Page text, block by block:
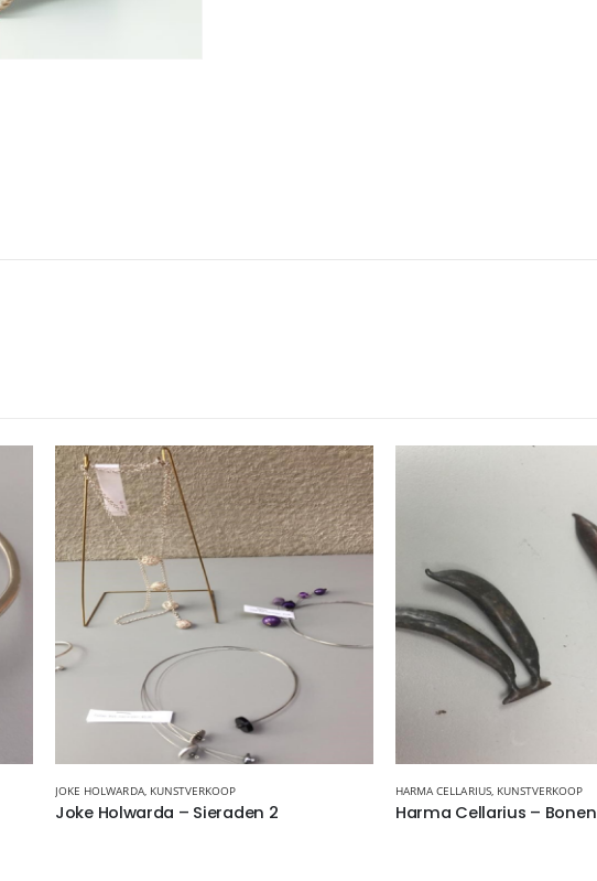
JOKE HOLWARDA, KUNSTVERKOOP
Joke Holwarda – Sieraden 2
HARMA CELLARIUS, KUNSTVERKOOP
Harma Cellarius – Bonen